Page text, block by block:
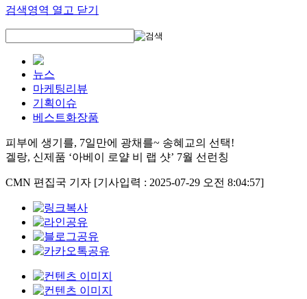
검색영역 열고 닫기
뉴스
마케팅리뷰
기획이슈
베스트화장품
피부에 생기를, 7일만에 광채를~ 송혜교의 선택!
겔랑, 신제품 ‘아베이 로얄 비 랩 샷’ 7월 선런칭
CMN 편집국 기자 [기사입력 : 2025-07-29 오전 8:04:57]